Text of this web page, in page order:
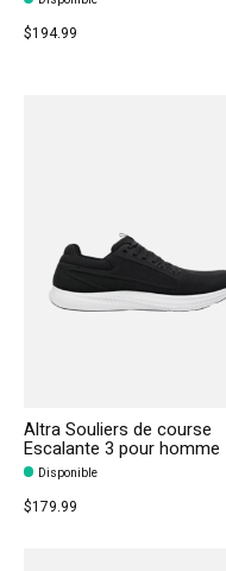
$194.99
Altra Souliers de course
Escalante 3 pour homme
Disponible
$179.99